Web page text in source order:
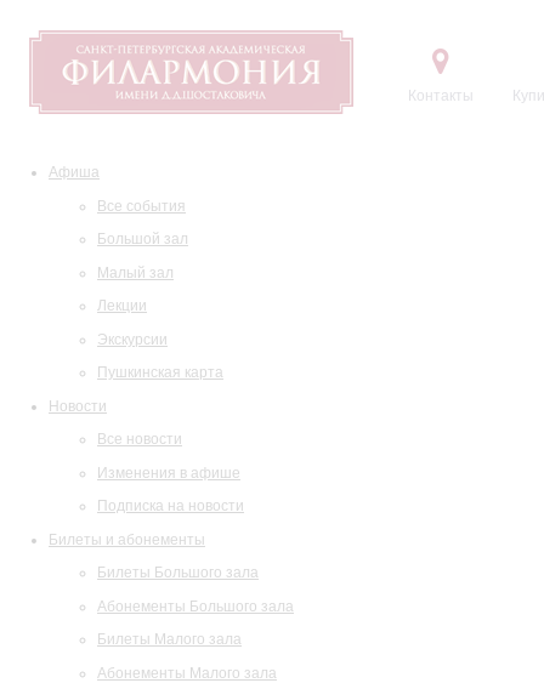
Контакты
Афиша
Все события
Большой зал
Малый зал
Лекции
Экскурсии
Пушкинская карта
Новости
Все новости
Изменения в афише
Подписка на новости
Билеты и абонементы
Билеты Большого зала
Абонементы Большого зала
Билеты Малого зала
Абонементы Малого зала